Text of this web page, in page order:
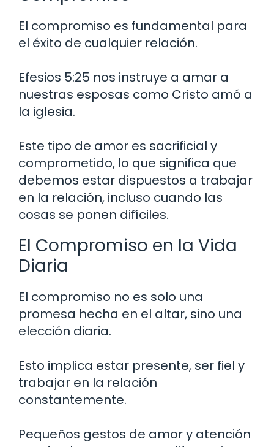
El compromiso es fundamental para
el éxito de cualquier relación.
Efesios 5:25 nos instruye a amar a
nuestras esposas como Cristo amó a
la iglesia.
Este tipo de amor es sacrificial y
comprometido, lo que significa que
debemos estar dispuestos a trabajar
en la relación, incluso cuando las
cosas se ponen difíciles.
El Compromiso en la Vida
Diaria
El compromiso no es solo una
promesa hecha en el altar, sino una
elección diaria.
Esto implica estar presente, ser fiel y
trabajar en la relación
constantemente.
Pequeños gestos de amor y atención